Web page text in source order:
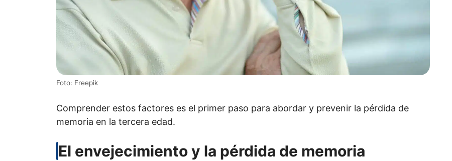
Foto: Freepik
Comprender estos factores es el primer paso para abordar y prevenir la pérdida de
memoria en la tercera edad.
El envejecimiento y la pérdida de memoria